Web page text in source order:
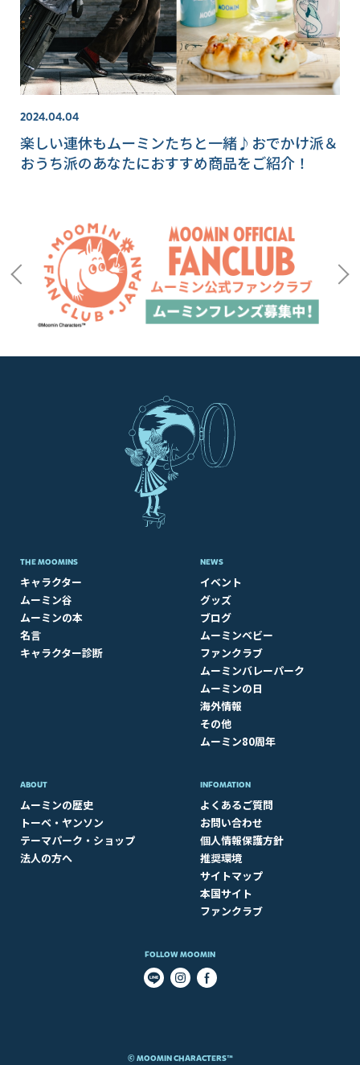
2024.04.04
楽しい連休もムーミンたちと一緒♪おでかけ派＆
おうち派のあなたにおすすめ商品をご紹介！
THE MOOMINS
キャラクター
ムーミン谷
ムーミンの本
名言
キャラクター診断
NEWS
イベント
グッズ
ブログ
ムーミンベビー
ファンクラブ
ムーミンバレーパーク
ムーミンの日
海外情報
その他
ムーミン80周年
ABOUT​
ムーミンの歴史
トーベ・ヤンソン
テーマパーク・ショップ
法人の方へ
INFOMATION
よくあるご質問
お問い合わせ
個人情報保護方針
推奨環境
サイトマップ
本国サイト
ファンクラブ
FOLLOW MOOMIN
© MOOMIN CHARACTERS™​